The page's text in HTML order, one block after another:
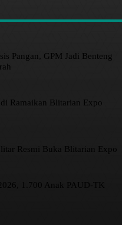
Pangan, GPM Jadi Benteng
Ramaikan Blitarian Expo
Resmi Buka Blitarian Expo
1.700 Anak PAUD-TK